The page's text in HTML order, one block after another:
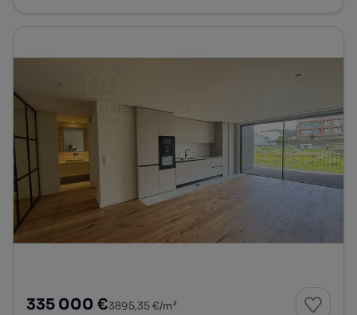
335 000 €3895,35 €/m²